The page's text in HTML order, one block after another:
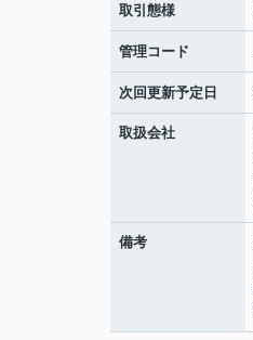
取引態様
管理コード
次回更新予定日
取扱会社
備考